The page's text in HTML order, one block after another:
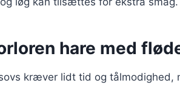
hare med
kræver lidt tid og tålmodighed,